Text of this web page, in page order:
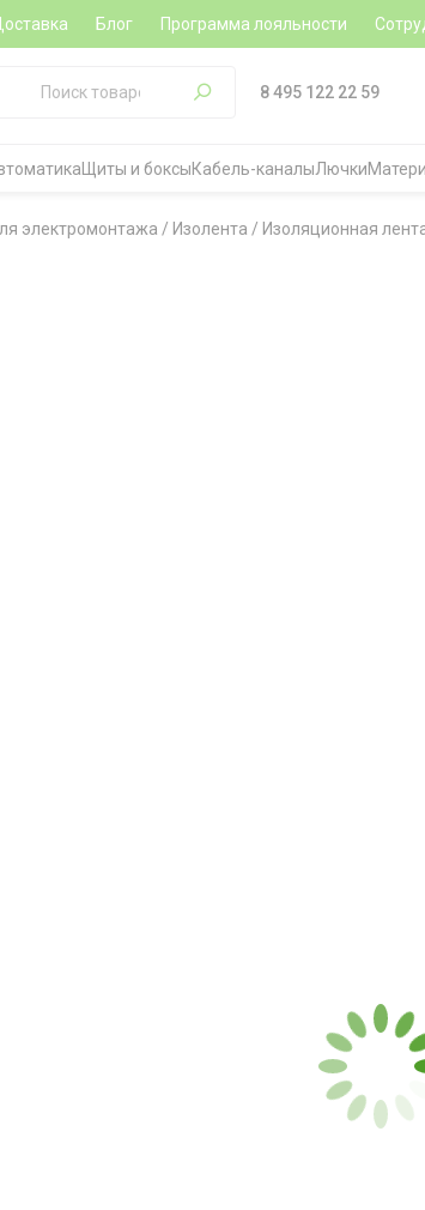
Блог Программа лояльности
8 495 122 22 59
Щиты и боксыКабель-каналыЛючки
электромонтажа / Изолента / Изоляционная